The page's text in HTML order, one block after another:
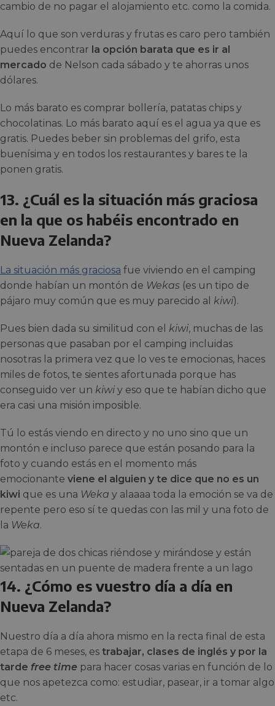
cambio de no pagar el alojamiento etc. como la comida.
Aquí lo que son verduras y frutas es caro pero también
puedes encontrar la opción barata que es ir al
mercado de Nelson cada sábado y te ahorras unos
dólares.
Lo más barato es comprar bollería, patatas chips y
chocolatinas. Lo más barato aquí es el agua ya que es
gratis. Puedes beber sin problemas del grifo, esta
buenísima y en todos los restaurantes y bares te la
ponen gratis.
13. ¿Cuál es la situación más graciosa
en la que os habéis encontrado en
Nueva Zelanda?
La situación más graciosa fue viviendo en el camping
donde habían un montón de Wekas (es un tipo de
pájaro muy común que es muy parecido al kiwi).
Pues bien dada su similitud con el kiwi, muchas de las
personas que pasaban por el camping incluidas
nosotras la primera vez que lo ves te emocionas, haces
miles de fotos, te sientes afortunada porque has
conseguido ver un kiwi y eso que te habían dicho que
era casi una misión imposible.
Tú lo estás viendo en directo y no uno sino que un
montón e incluso parece que están posando para la
foto y cuando estás en el momento más
emocionante viene el alguien y te dice que no es un
kiwi que es una Weka y alaaaa toda la emoción se va de
repente pero eso sí te quedas con las mil y una foto de
la Weka.
14. ¿Cómo es vuestro día a día en
Nueva Zelanda?
Nuestro día a día ahora mismo en la recta final de esta
etapa de 6 meses, es trabajar, clases de inglés y por la
tarde free time para hacer cosas varias en función de lo
que nos apetezca como: estudiar, pasear, ir a tomar algo
etc.